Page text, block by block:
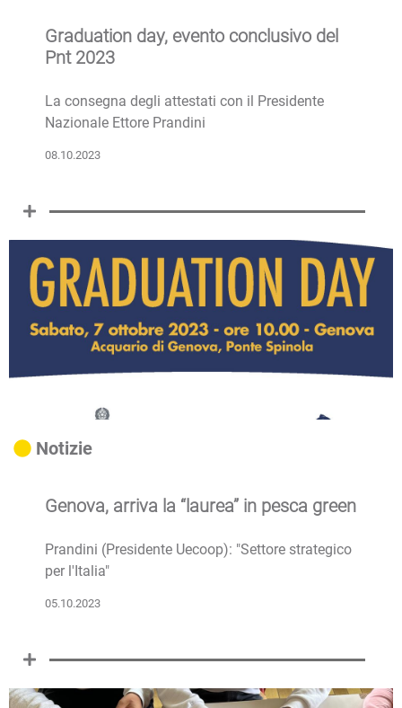
Graduation day, evento conclusivo del
Pnt 2023
La consegna degli attestati con il Presidente
Nazionale Ettore Prandini
08.10.2023
Notizie
Genova, arriva la “laurea” in pesca green
Prandini (Presidente Uecoop): "Settore strategico
per l'Italia"
05.10.2023